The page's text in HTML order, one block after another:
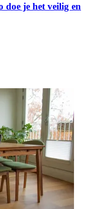
doe je het veilig en